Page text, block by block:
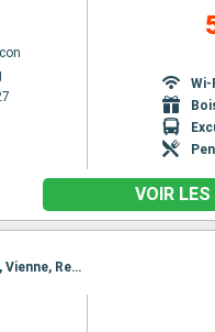
Wi-
VOIR LES
Itinéraire : Budapest, Nuremberg, Budapest, Nuremberg, Vienne, Regensburg, Melk, Passau, Melk, Vienne, Regensburg, Nuremberg, Budapest, Nuremberg, Budapest